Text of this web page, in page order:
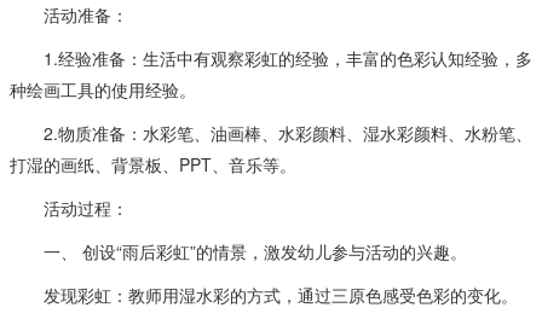
活动准备：
1.经验准备：生活中有观察彩虹的经验，丰富的色彩认知经验，多
种绘画工具的使用经验。
2.物质准备：水彩笔、油画棒、水彩颜料、湿水彩颜料、水粉笔、
打湿的画纸、背景板、PPT、音乐等。
活动过程：
一、 创设“雨后彩虹”的情景，激发幼儿参与活动的兴趣。
发现彩虹：教师用湿水彩的方式，通过三原色感受色彩的变化。